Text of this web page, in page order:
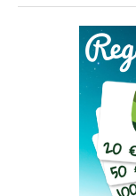
rinomata, che
e green. Loutraki si
monti Ierania. […]